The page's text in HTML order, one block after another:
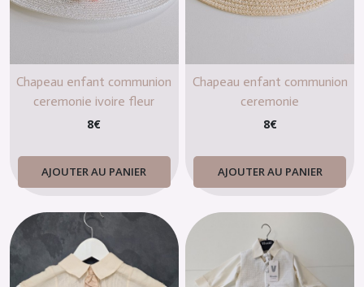
Chapeau enfant communion
ceremonie ivoire fleur
8€
AJOUTER AU PANIER
Chapeau enfant communion
ceremonie
8€
AJOUTER AU PANIER